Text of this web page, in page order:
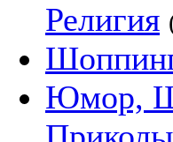
Религия
Юмор,